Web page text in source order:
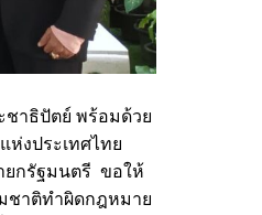
าธิปัตย์ พร้อมด้วย
งประเทศไทย
กรัฐมนตรี ขอให้
ชาติทำผิดกฎหมาย